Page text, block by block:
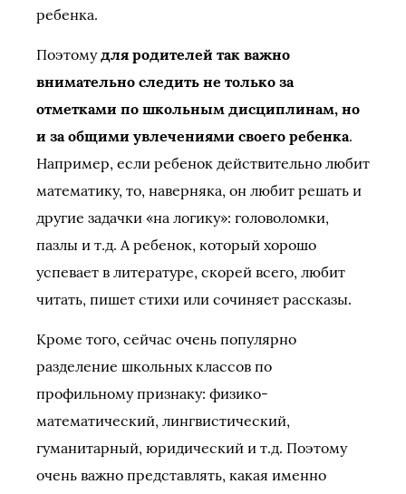
ребенка.
Поэтомудля родителей так важно
внимательно следить не только за
отметками по школьным дисциплинам, но
и за общими увлечениями своего ребенка.
Например, если ребенок действительно любит
математику, то, наверняка, он любит решать и
другие задачки «на логику»: головоломки,
пазлы и т.д. А ребенок, который хорошо
успевает в литературе, скорей всего, любит
читать, пишет стихи или сочиняет рассказы.
Кроме того, сейчас очень популярно
разделение школьных классов по
профильному признаку: физико-
математический, лингвистический,
гуманитарный, юридический и т.д. Поэтому
очень важно представлять, какая именно